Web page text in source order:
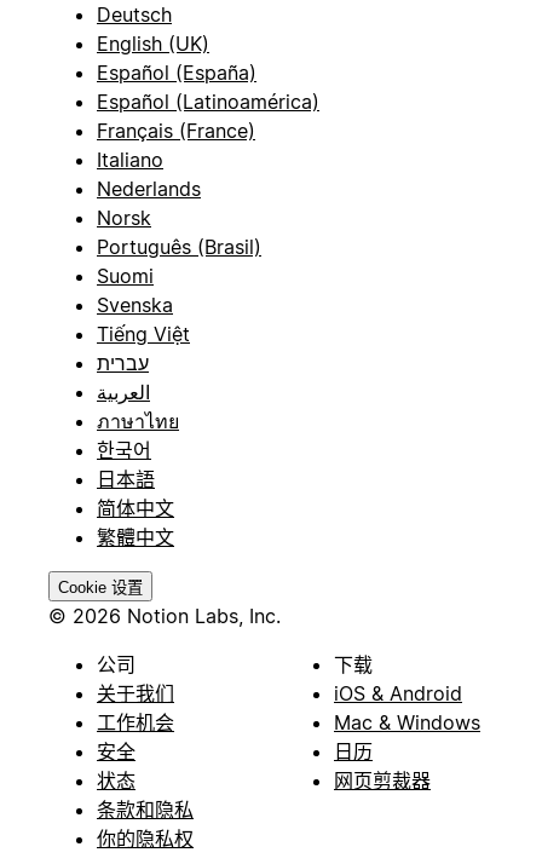
Deutsch
English (UK)
Español (España)
Español (Latinoamérica)
Français (France)
Italiano
Nederlands
Norsk
Português (Brasil)
Suomi
Svenska
Tiếng Việt
עברית
العربية
ภาษาไทย
한국어
日本語
简体中文
繁體中文
Cookie 设置
© 2026 Notion Labs, Inc.
公司
关于我们
工作机会
安全
状态
条款和隐私
你的隐私权
下载
iOS & Android
Mac & Windows
日历
网页剪裁器